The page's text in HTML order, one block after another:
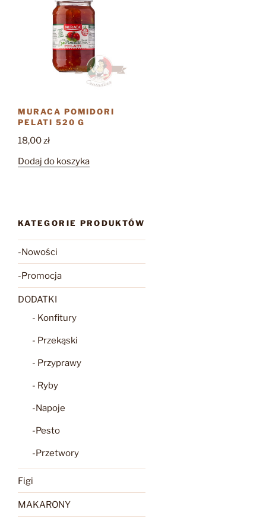
MURACA POMIDORI
PELATI 520 G
18,00zł
Dodaj do koszyka
KATEGORIE PRODUKTÓW
-Nowości
-Promocja
DODATKI
- Konfitury
- Przekąski
- Przyprawy
- Ryby
-Napoje
-Pesto
-Przetwory
Figi
MAKARONY